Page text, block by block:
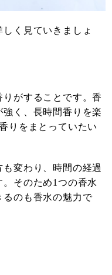
く見ていきましょ
がすることです。香
く、長時間香りを楽
りをまとっていたい
変わり、時間の経過
そのため1つの香水
るのも香水の魅力で